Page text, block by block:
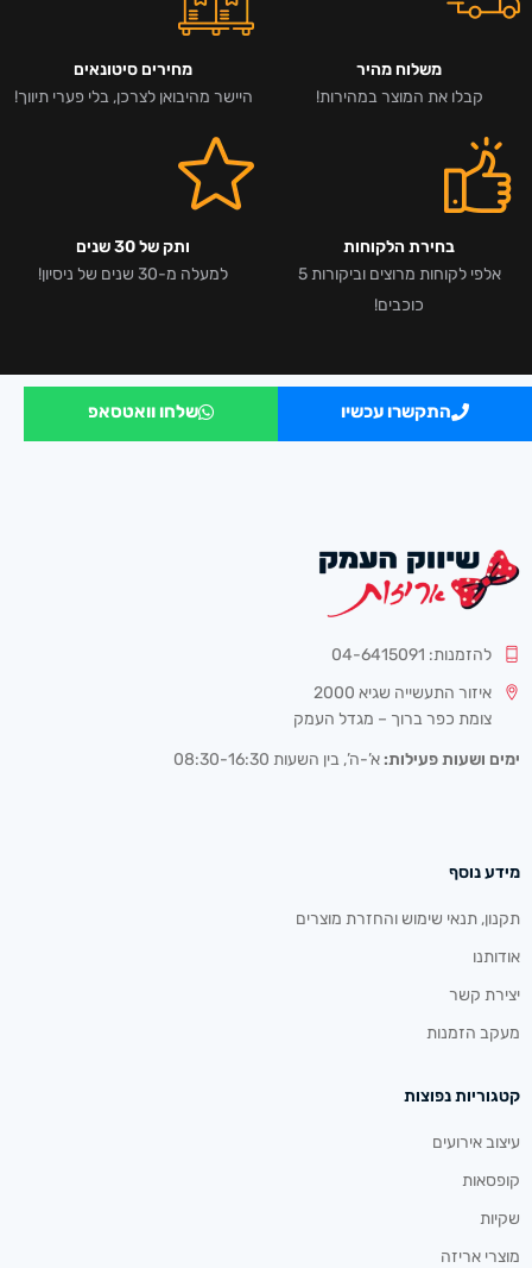
משלוח מהיר
קבלו את המוצר במהירות!
מחירים סיטונאים
היישר מהיבואן לצרכן, בלי פערי תיווך!
בחירת הלקוחות
אלפי לקוחות מרוצים וביקורות 5
כוכבים!
ותק של 30 שנים
למעלה מ-30 שנים של ניסיון!
התקשרו עכשיו שלחו וואטסאפ
להזמנות: 04-6415091
איזור התעשייה שגיא 2000
צומת כפר ברוך – מגדל העמק
ימים ושעות פעילות: א’-ה’, בין השעות 08:30-16:30
מידע נוסף
תקנון, תנאי שימוש והחזרת מוצרים
אודותנו
יצירת קשר
מעקב הזמנות
קטגוריות נפוצות
עיצוב אירועים
קופסאות
שקיות
מוצרי אריזה